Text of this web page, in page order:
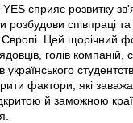
сприяє розвитку
розбудови співпраці
Цей щорічний
голів компаній,
українського
фактори, які
й заможною